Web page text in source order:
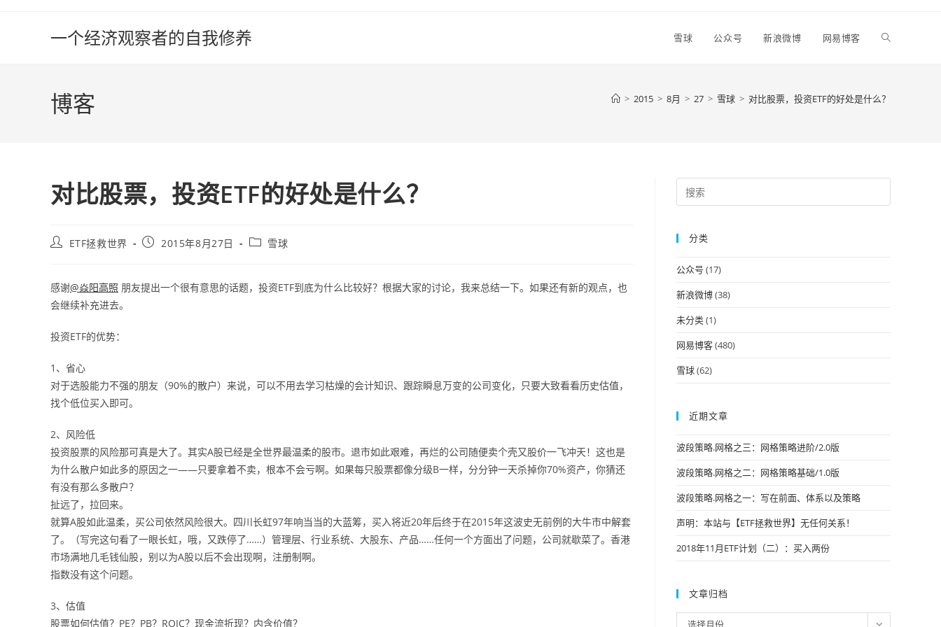
一个经济观察者的自我修养 雪球 公众号 新浪微博 网易博客 Toggle
博客 > 2015 > 8月 > 27 > 雪球 > 对比股票，投资ETF的好处是什么？
对比股票，投资ETF的好处是什么？
PostETF拯救世界
Post2015年8月27日
Post雪球
感谢@焱阳高照 朋友提出一个很有意思的话题，投资ETF到底为什么比较好？根据大家的讨论，我来总结一下。如果还有新的观点，也
会继续补充进去。
投资ETF的优势：
1、省心
对于选股能力不强的朋友（90%的散户）来说，可以不用去学习枯燥的会计知识、跟踪瞬息万变的公司变化，只要大致看看历史估值，
找个低位买入即可。
2、风险低
投资股票的风险那可真是大了。其实A股已经是全世界最温柔的股市。退市如此艰难，再烂的公司随便卖个壳又股价一飞冲天！这也是
为什么散户如此多的原因之一——只要拿着不卖，根本不会亏啊。如果每只股票都像分级B一样，分分钟一天杀掉你70%资产，你猜还
有没有那么多散户？
扯远了，拉回来。
就算A股如此温柔，买公司依然风险很大。四川长虹97年响当当的大蓝筹，买入将近20年后终于在2015年这波史无前例的大牛市中解套
了。（写完这句看了一眼长虹，哦，又跌停了……）管理层、行业系统、大股东、产品……任何一个方面出了问题，公司就歇菜了。香港
市场满地几毛钱仙股，别以为A股以后不会出现啊，注册制啊。
指数没有这个问题。
3、估值
股票如何估值？PE？PB？ROIC？现金流折现？内含价值？
Escape
分类
公众号 (17)
新浪微博(38)
未分类(1)
网易博客(480)
雪球(62)
近期文章
波段策略.网格之三：网格策略进阶/2.0版
波段策略.网格之二：网格策略基础/1.0版
波段策略.网格之一：写在前面、体系以及策略
声明：本站与【ETF拯救世界】无任何关系！
2018年11月ETF计划（二）：买入两份
文章归档
选择月份